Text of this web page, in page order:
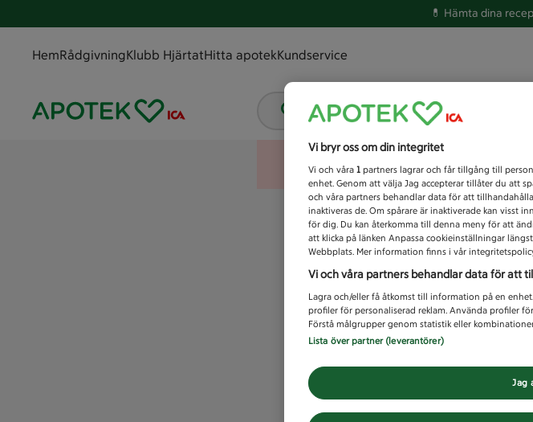
💊 Hämta dina
HemRådgivningKlubb HjärtatHitta apotekKundservice
Vad letar du efter idag?
Vi bryr oss om din integritet
Vi och våra 1 partners lagrar och får tillgång till
enhet. Genom att välja Jag accepterar tillåter du att
och våra partners behandlar data för att
inaktiveras de. Om spårare är inaktiverade kan visst
för dig. Du kan återkomma till denna meny för att
att klicka på länken Anpassa cookieinställningar
Webbplats. Mer information finns i vår
Vi och våra partners behandlar data för att
Lagra och/eller få åtkomst till information på en
profiler för personaliserad reklam. Använda profiler
Förstå målgrupper genom statistik eller
Lista över partner (leverantörer)
Jag